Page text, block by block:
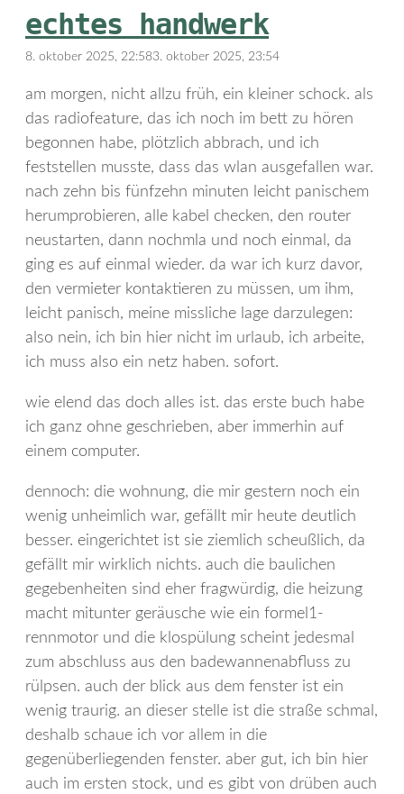
echtes handwerk
8. oktober 2025, 22:583. oktober 2025, 23:54
am morgen, nicht allzu früh, ein kleiner schock. als
das radiofeature, das ich noch im bett zu hören
begonnen habe, plötzlich abbrach, und ich
feststellen musste, dass das wlan ausgefallen war.
nach zehn bis fünfzehn minuten leicht panischem
herumprobieren, alle kabel checken, den router
neustarten, dann nochmla und noch einmal, da
ging es auf einmal wieder. da war ich kurz davor,
den vermieter kontaktieren zu müssen, um ihm,
leicht panisch, meine missliche lage darzulegen:
also nein, ich bin hier nicht im urlaub, ich arbeite,
ich muss also ein netz haben. sofort.
wie elend das doch alles ist. das erste buch habe
ich ganz ohne geschrieben, aber immerhin auf
einem computer.
dennoch: die wohnung, die mir gestern noch ein
wenig unheimlich war, gefällt mir heute deutlich
besser. eingerichtet ist sie ziemlich scheußlich, da
gefällt mir wirklich nichts. auch die baulichen
gegebenheiten sind eher fragwürdig, die heizung
macht mitunter geräusche wie ein formel1-
rennmotor und die klospülung scheint jedesmal
zum abschluss aus den badewannenabfluss zu
rülpsen. auch der blick aus dem fenster ist ein
wenig traurig. an dieser stelle ist die straße schmal,
deshalb schaue ich vor allem in die
gegenüberliegenden fenster. aber gut, ich bin hier
auch im ersten stock, und es gibt von drüben auch